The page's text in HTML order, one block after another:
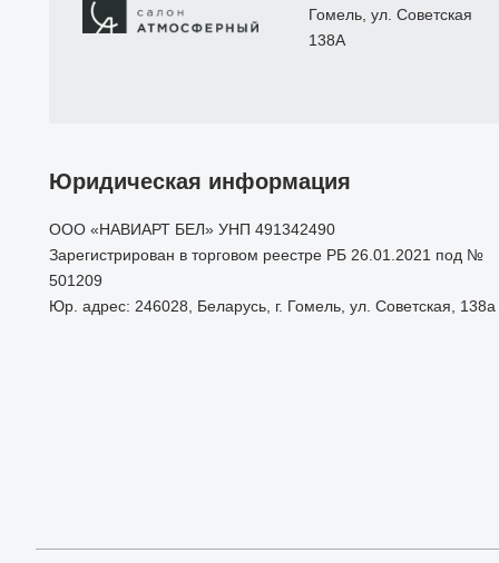
Гомель, ул. Советская
138А
Юридическая информация
ООО «НАВИАРТ БЕЛ» УНП 491342490
Зарегистрирован в торговом реестре РБ 26.01.2021 под №
501209
Юр. адрес: 246028, Беларусь, г. Гомель, ул. Советская, 138а